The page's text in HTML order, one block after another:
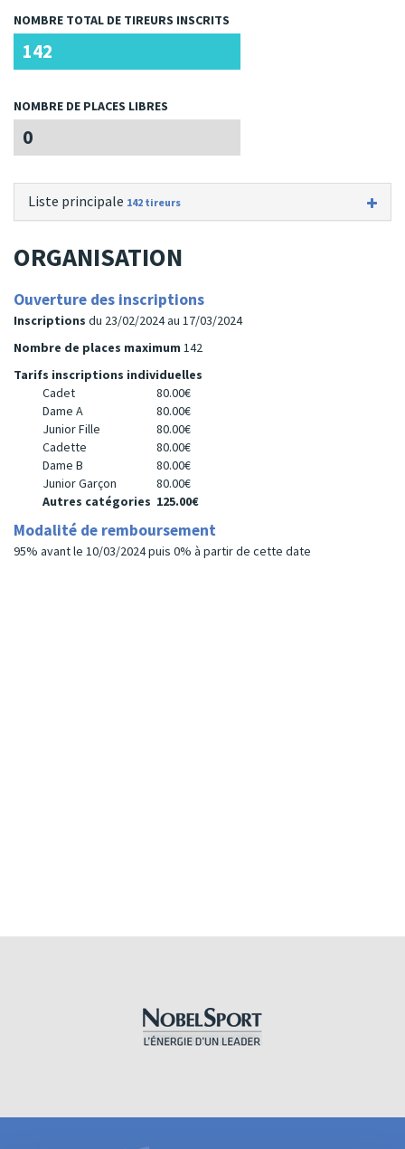
NOMBRE TOTAL DE TIREURS INSCRITS
142
NOMBRE DE PLACES LIBRES
0
Liste principale 142 tireurs
ORGANISATION
Ouverture des inscriptions
Inscriptions du 23/02/2024 au 17/03/2024
Nombre de places maximum 142
Tarifs inscriptions individuelles
Cadet
80.00€
Dame A
80.00€
Junior Fille
80.00€
Cadette
80.00€
Dame B
80.00€
Junior Garçon
80.00€
Autres catégories 125.00€
Modalité de remboursement
95% avant le 10/03/2024 puis 0% à partir de cette date